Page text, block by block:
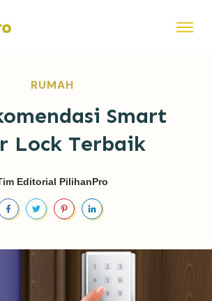
RUMAH
Smart
Lock Terbaik
Editorial PilihanPro